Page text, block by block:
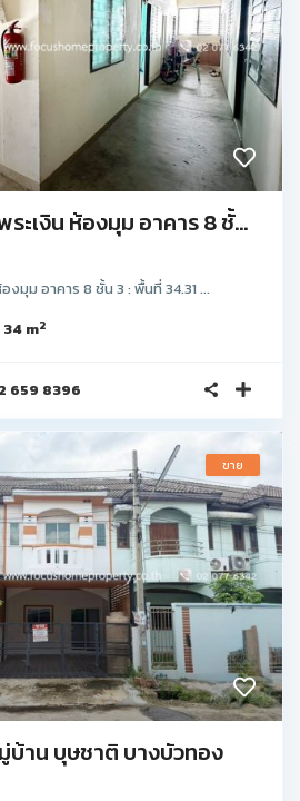
ะเงิน ห้องมุม อาคาร 8 ชั้...
งมุม อาคาร 8 ชั้น 3 : พื้นที่ 34.31 ...
34 m2
659 8396
ขาย
บ้าน บุษชาติ บางบัวทอง